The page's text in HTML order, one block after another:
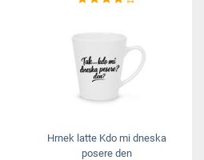
Hrnek latte Kdo mi dneska
posere den